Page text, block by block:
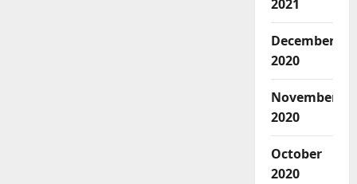
2021
December
2020
November
2020
October
2020